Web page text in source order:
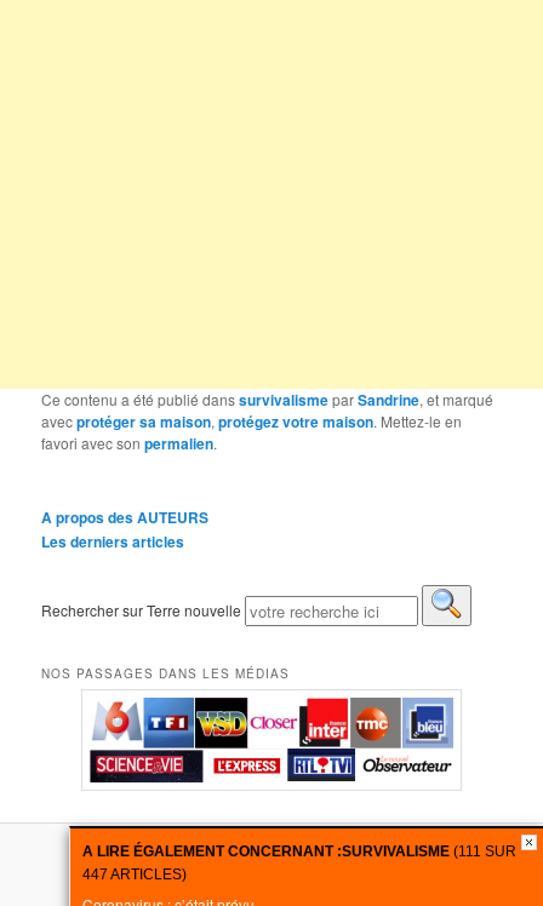
Ce contenu a été publié danssurvivalismeparSandrine, et marqué
avecprotéger sa maison,protégez votre maison. Mettez-le en
favori avec sonpermalien.
A propos des AUTEURS
Les derniers articles
Rechercher sur Terre nouvelle
NOS PASSAGES DANS LES MÉDIAS
Fièrement propulsé par WordPress
A LIRE ÉGALEMENT CONCERNANT :SURVIVALISME (111 SUR
447 ARTICLES)